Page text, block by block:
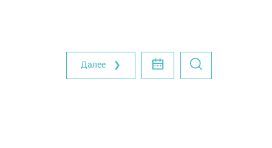
Далее ❯